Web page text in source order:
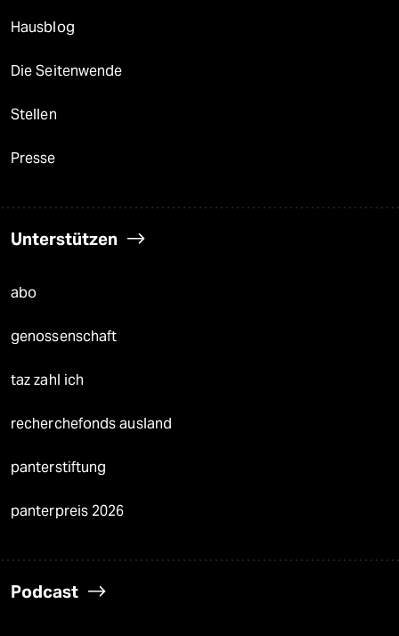
Hausblog
Die Seitenwende
Stellen
Presse
Unterstützen
abo
genossenschaft
taz zahl ich
recherchefonds ausland
panterstiftung
panterpreis 2026
Podcast